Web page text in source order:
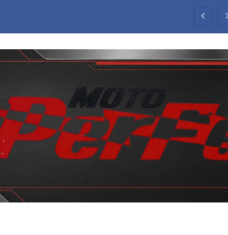
απόπειρα ξένης ανάμειξης»